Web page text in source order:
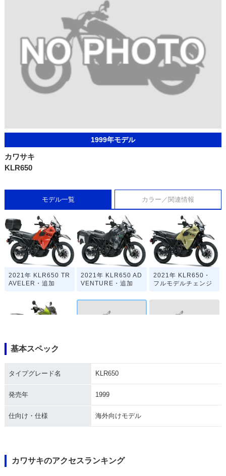
1999年モデル
カワサキ
KLR650
モデル一覧 カラー／関連情報
2021年 KLR650 TR
AVELER・追加
2021年 KLR650 AD
VENTURE・追加
2021年 KLR650・
フルモデルチェンジ
基本スペック
タイプグレード名 KLR650
発売年 1999
仕向け・仕様 海外向けモデル
カワサキのアクセスランキング